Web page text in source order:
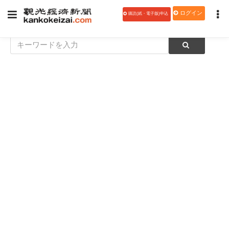
購読(紙・電子版)申込 ログイン